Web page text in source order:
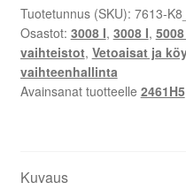
käytetty,
varaosanro
96721270ZE
/
2461H5
Tuotetunnus (SKU): 7613-
Osastot: 3008 I, 3008 I,
vaihteistot, Vetoaisat ja
vaihteenhallinta
Avainsanat tuotteelle 2461H5
Kuvaus